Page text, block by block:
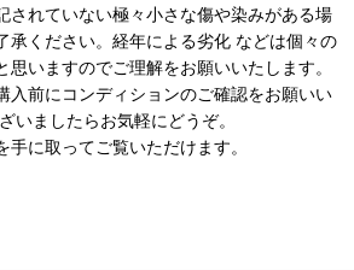
されていない極々小さな傷や染みがある場
承ください。経年による劣化 などは個々の
思いますのでご理解をお願いいたします。
入前にコンディションのご確認をお願いい
いましたらお気軽にどうぞ。
に取ってご覧いただけます。